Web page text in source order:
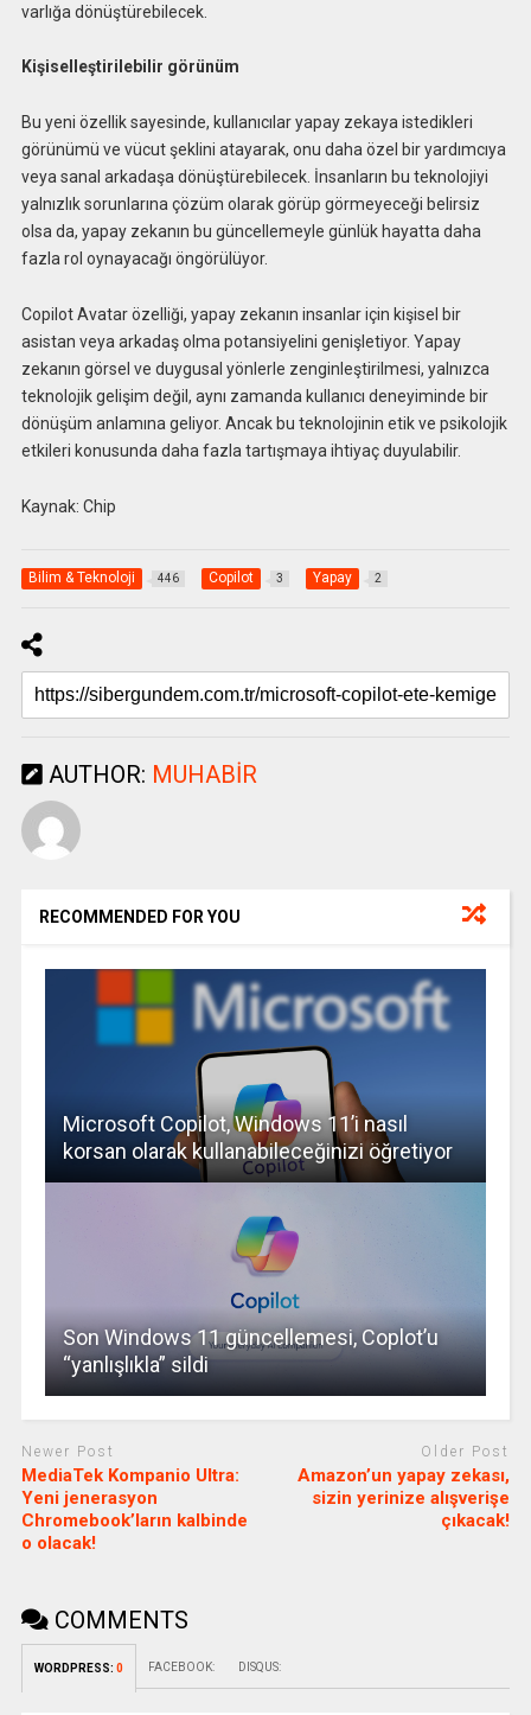
varlığa dönüştürebilecek.
Kişiselleştirilebilir görünüm
Bu yeni özellik sayesinde, kullanıcılar yapay zekaya istedikleri
görünümü ve vücut şeklini atayarak, onu daha özel bir yardımcıya
veya sanal arkadaşa dönüştürebilecek. İnsanların bu teknolojiyi
yalnızlık sorunlarına çözüm olarak görüp görmeyeceği belirsiz
olsa da, yapay zekanın bu güncellemeyle günlük hayatta daha
fazla rol oynayacağı öngörülüyor.
Copilot Avatar özelliği, yapay zekanın insanlar için kişisel bir
asistan veya arkadaş olma potansiyelini genişletiyor. Yapay
zekanın görsel ve duygusal yönlerle zenginleştirilmesi, yalnızca
teknolojik gelişim değil, aynı zamanda kullanıcı deneyiminde bir
dönüşüm anlamına geliyor. Ancak bu teknolojinin etik ve psikolojik
etkileri konusunda daha fazla tartışmaya ihtiyaç duyulabilir.
Kaynak: Chip
Bilim & Teknoloji 446 Copilot 3 Yapay 2
AUTHOR: MUHABIR
RECOMMENDED FOR YOU
Microsoft Copilot, Windows 11’i nasıl
korsan olarak kullanabileceğinizi öğretiyor
Son Windows 11 güncellemesi, Coplot’u
“yanlışlıkla” sildi
Newer Post
MediaTek Kompanio Ultra:
Yeni jenerasyon
Chromebook’ların kalbinde
o olacak!
Older Post
Amazon’un yapay zekası,
sizin yerinize alışverişe
çıkacak!
COMMENTS
WORDPRESS: 0 FACEBOOK: DISQUS: